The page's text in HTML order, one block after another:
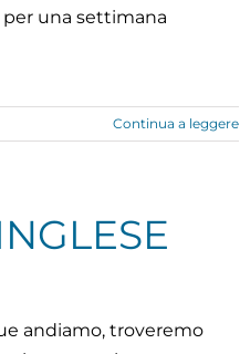
per una settimana
Continua a leggere
andiamo, troveremo